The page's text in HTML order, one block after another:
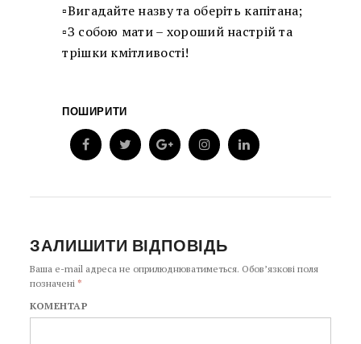
▫️Вигадайте назву та оберіть капітана;
▫️З собою мати – хороший настрій та
трішки кмітливості!
ПОШИРИТИ
ЗАЛИШИТИ ВІДПОВІДЬ
Ваша e-mail адреса не оприлюднюватиметься. Обов’язкові поля
позначені*
КОМЕНТАР